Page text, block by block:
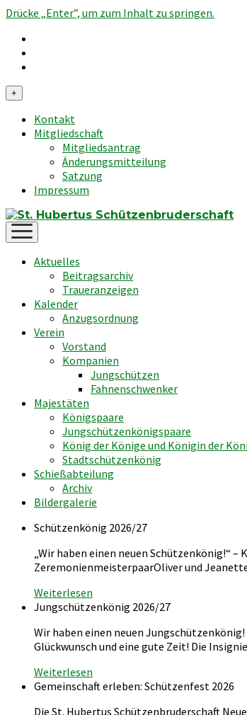
Drücke „Enter”, um zum Inhalt zu springen.
Menü
öffnen
+
Kontakt
Mitgliedschaft
Mitgliedsantrag
Änderungsmitteilung
Satzung
Impressum
Menü
öffnen
Aktuelles
Beitragsarchiv
Traueranzeigen
Kalender
Anzugsordnung
Verein
Vorstand
Kompanien
Jungschützen
Fahnenschwenker
Majestäten
Königspaare
Jungschützenkönigspaare
König der Könige und Königin der
Stadtschützenkönig
Schießabteilung
Archiv
Bildergalerie
Schützenkönig 2026/27
„Wir haben einen neuen Schützenkönig!“
ZeremonienmeisterpaarOliver und
Weiterlesen
Jungschützenkönig 2026/27
Wir haben einen neuen
Glückwunsch und eine gute Zeit! Die
Weiterlesen
Gemeinschaft erleben: Schützenfest 2026
Die St. Hubertus Schützenbruderschaft